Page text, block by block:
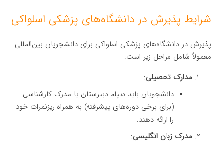
شرایط پذیرش در دانشگاه‌های پزشکی اسلواکی
پذیرش در دانشگاه‌های پزشکی اسلواکی برای دانشجویان بین‌المللی
معمولاً شامل مراحل زیر است:
مدارک تحصیلی:
دانشجویان باید دیپلم دبیرستان یا مدرک کارشناسی
(برای برخی دوره‌های پیشرفته) به همراه ریزنمرات خود
را ارائه دهند.
مدرک زبان انگلیسی: